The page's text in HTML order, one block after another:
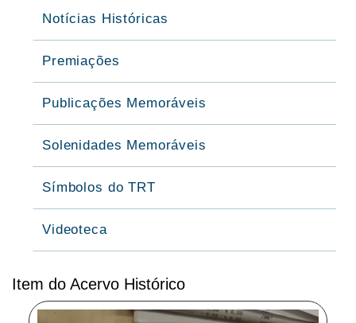
Item do Acervo Histórico
Notícias Históricas
Premiações
Publicações Memoráveis
Solenidades Memoráveis
Símbolos do TRT
Videoteca